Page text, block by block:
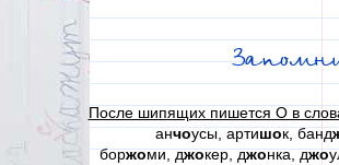
После шипящих пишется О в
анчоусы, артишок, банд
боржоми, джокер, джонка, джо